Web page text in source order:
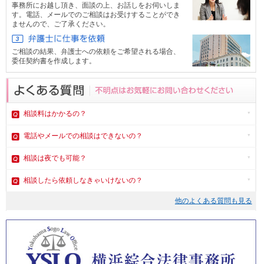
事務所にお越し頂き、面談の上、お話しをお伺いしま
す。電話、メールでのご相談はお受けすることができ
ませんので、ご了承ください。
ご相談の結果、弁護士への依頼をご希望される場合、
委任契約書を作成します。
相談料はかかるの？
電話やメールでの相談はできないの？
相談は夜でも可能？
相談したら依頼しなきゃいけないの？
他のよくある質問も見る